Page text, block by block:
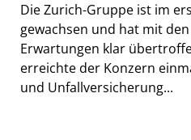
Die Zurich-Gruppe ist im
gewachsen und hat mit
Erwartungen klar
erreichte der Konzern
und Unfallversicherung...